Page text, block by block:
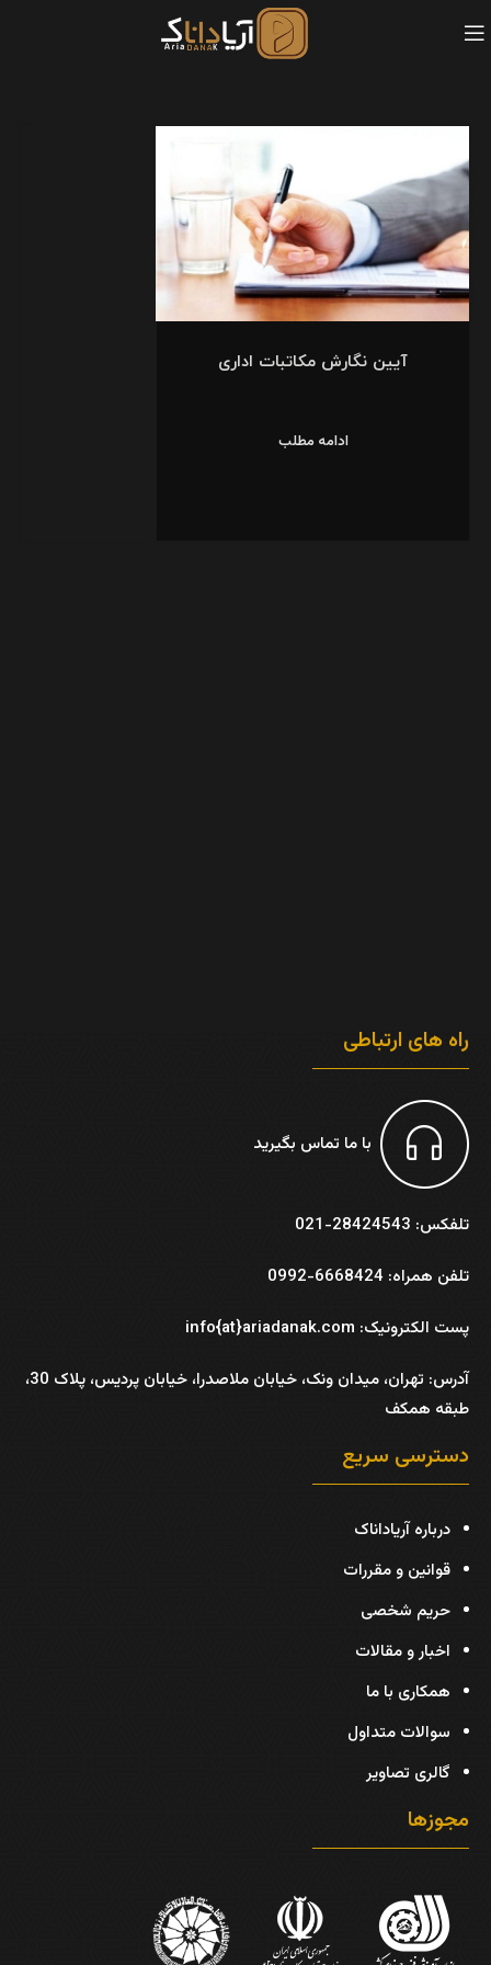
آیین نگارش مکاتبات اداری
ادامه مطلب
راه های ارتباطی
با ما تماس بگیرید
تلفکس: 28424543-021
تلفن همراه: 6668424-0992
پست الکترونیک: info{at}ariadanak.com
آدرس:
تهران، میدان ونک، خیابان ملاصدرا، خیابان پردیس، پلاک 30،
طبقه همکف
دسترسی سریع
درباره آریاداناک
قوانین و مقررات
حریم شخصی
اخبار و مقالات
همکاری با ما
سوالات متداول
گالری تصاویر
مجوزها